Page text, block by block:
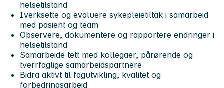
helsetilstand
Iverksette og evaluere sykepleietiltak i samarbeid
med pasient og team
Observere, dokumentere og rapportere endringer i
helsetilstand
Samarbeide tett med kollegaer, pårørende og
tverrfaglige samarbeidspartnere
Bidra aktivt til fagutvikling, kvalitet og
forbedringsarbeid